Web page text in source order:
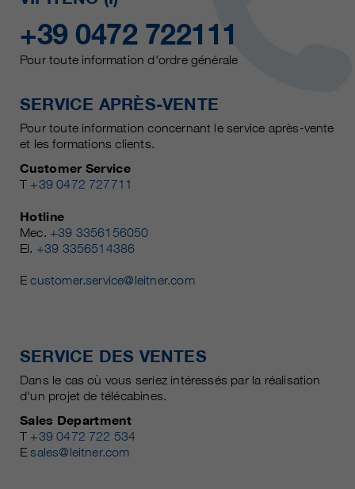
+39 0472 722111
Pour toute information d'ordre générale
SERVICE APRÈS-VENTE
Pour toute information concernant le service après-vente
et les formations clients.
Customer Service
T +39 0472 727711
Hotline
Mec. +39 3356156050
El. +39 3356514386
Ecustomer.service@leitner.com
SERVICE DES VENTES
Dans le cas où vous seriez intéressés par la réalisation
d'un projet de télécabines.
Sales Department
T +39 0472 722 534
Esales@leitner.com